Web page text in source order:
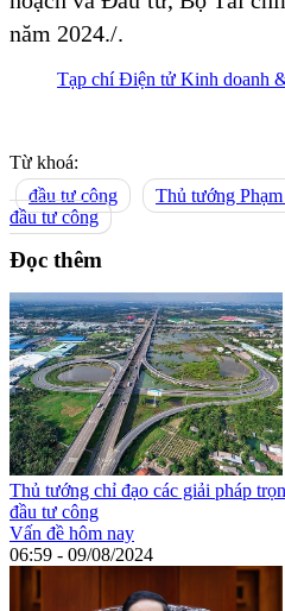
năm 2024./.
Tạp chí Điện tử Kinh doanh
Từ khoá:
đầu tư công
Thủ tướng
đầu tư công
Đọc thêm
Thủ tướng chỉ đạo các giải pháp
đầu tư công
Vấn đề hôm nay
06:59 - 09/08/2024